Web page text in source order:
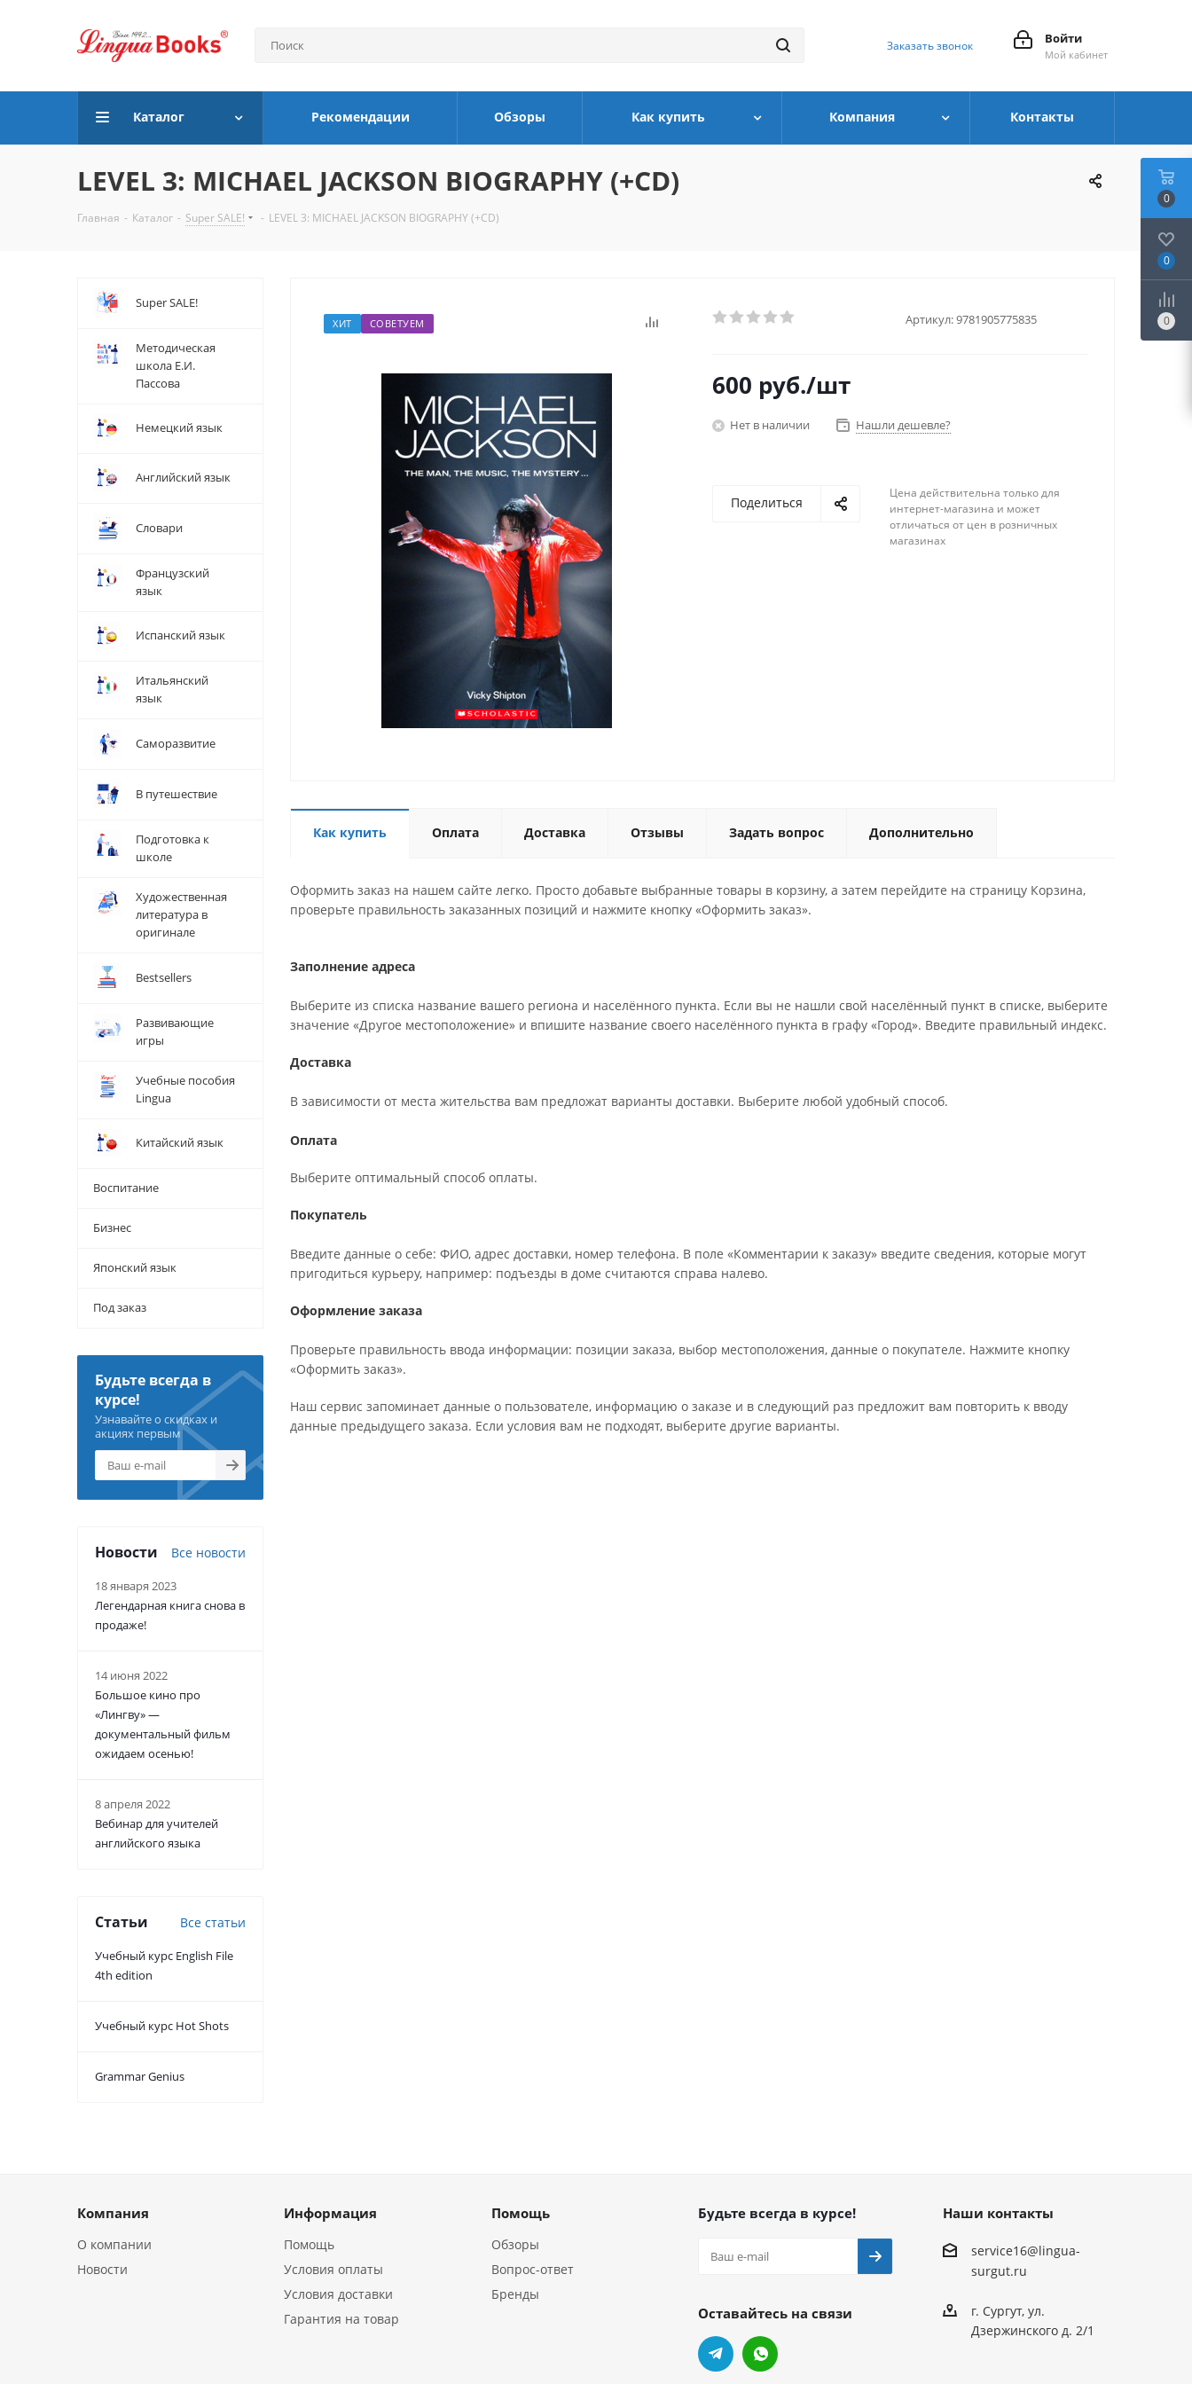
Войти
Мой кабинет
Заказать звонок
Каталог Рекомендации Обзоры Как купить Компания Контакты
LEVEL 3: MICHAEL JACKSON BIOGRAPHY (+CD)
Главная - Каталог - Super SALE! - LEVEL 3: MICHAEL JACKSON BIOGRAPHY (+CD)
ХИТ СОВЕТУЕМ Артикул:9781905775835
600 руб./шт
Нет в наличии Нашли дешевле?
Поделиться
Цена действительна только для
интернет-магазина и может
отличаться от цен в розничных
магазинах
Как купить Оплата Доставка Отзывы Задать вопрос Дополнительно
Оформить заказ на нашем сайте легко. Просто добавьте выбранные товары в корзину, а затем перейдите на страницу Корзина,
проверьте правильность заказанных позиций и нажмите кнопку «Оформить заказ».
Заполнение адреса
Выберите из списка название вашего региона и населённого пункта. Если вы не нашли свой населённый пункт в списке, выберите
значение «Другое местоположение» и впишите название своего населённого пункта в графу «Город». Введите правильный индекс.
Доставка
В зависимости от места жительства вам предложат варианты доставки. Выберите любой удобный способ.
Оплата
Выберите оптимальный способ оплаты.
Покупатель
Введите данные о себе: ФИО, адрес доставки, номер телефона. В поле «Комментарии к заказу» введите сведения, которые могут
пригодиться курьеру, например: подъезды в доме считаются справа налево.
Оформление заказа
Проверьте правильность ввода информации: позиции заказа, выбор местоположения, данные о покупателе. Нажмите кнопку
«Оформить заказ».
Наш сервис запоминает данные о пользователе, информацию о заказе и в следующий раз предложит вам повторить к вводу
данные предыдущего заказа. Если условия вам не подходят, выберите другие варианты.
Super SALE!
Методическая
школа Е.И.
Пассова
Немецкий язык
Английский язык
Словари
Французский
язык
Испанский язык
Итальянский
язык
Саморазвитие
В путешествие
Подготовка к
школе
Художественная
литература в
оригинале
Bestsellers
Развивающие
игры
Учебные пособия
Lingua
Китайский язык
Воспитание
Бизнес
Японский язык
Под заказ
Будьте всегда в
курсе!
Узнавайте о скидках и
акциях первым
Новости Все новости
18 января 2023
Легендарная книга снова в
продаже!
14 июня 2022
Большое кино про
«Лингву» —
документальный фильм
ожидаем осенью!
8 апреля 2022
Вебинар для учителей
английского языка
Статьи Все статьи
Учебный курс English File
4th edition
Учебный курс Hot Shots
Grammar Genius
Компания
О компании
Новости
Информация
Помощь
Условия оплаты
Условия доставки
Гарантия на товар
Помощь
Обзоры
Вопрос-ответ
Бренды
Будьте всегда в курсе!
Оставайтесь на связи
Наши контакты
service16@lingua-
surgut.ru
г. Сургут,ул.
Дзержинского д. 2/1
0
0
0